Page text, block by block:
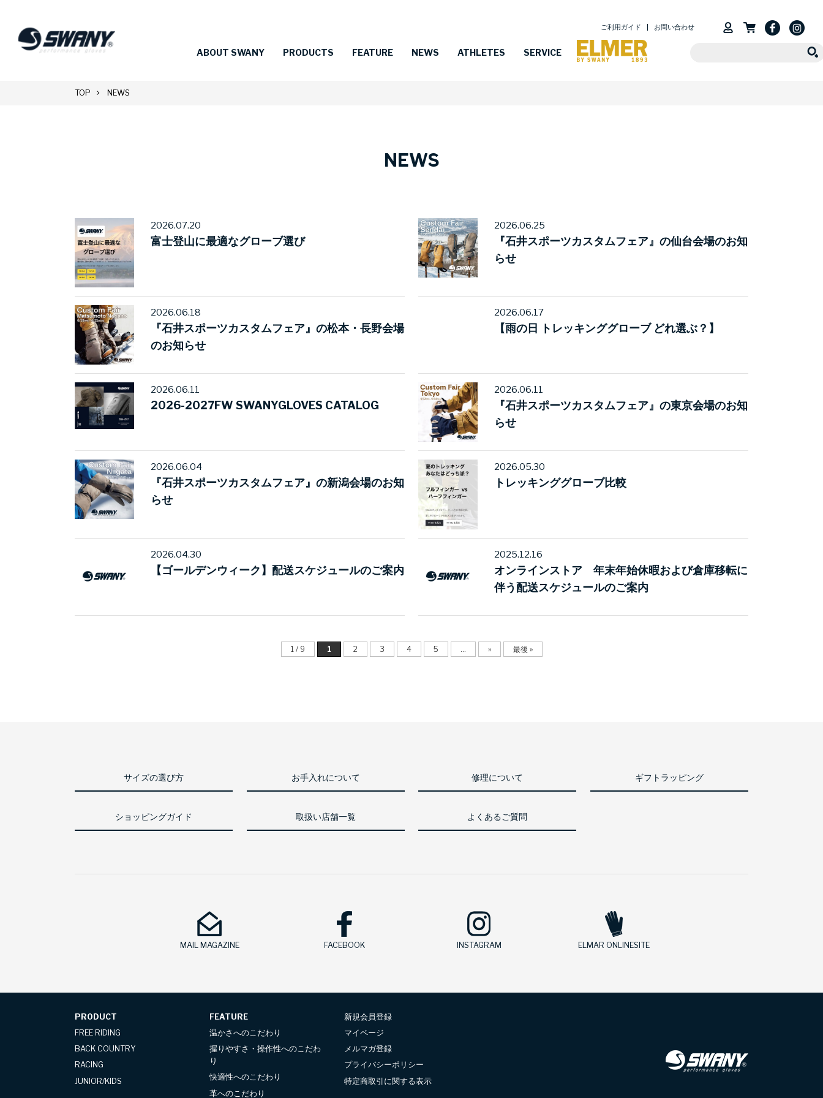
ご利用ガイド お問い合わせ
ABOUT SWANY PRODUCTS FEATURE NEWS ATHLETES SERVICE
TOP NEWS
NEWS
2026.07.20
富士登山に最適なグローブ選び
2026.06.25
『石井スポーツカスタムフェア』の仙台会場のお知
らせ
2026.06.18
『石井スポーツカスタムフェア』の松本・長野会場
のお知らせ
2026.06.17
【雨の日 トレッキンググローブ どれ選ぶ？】
2026.06.11
2026-2027FW SWANYGLOVES CATALOG
2026.06.11
『石井スポーツカスタムフェア』の東京会場のお知
らせ
2026.06.04
『石井スポーツカスタムフェア』の新潟会場のお知
らせ
2026.05.30
トレッキンググローブ比較
2026.04.30
【ゴールデンウィーク】配送スケジュールのご案内
2025.12.16
オンラインストア 年末年始休暇および倉庫移転に
伴う配送スケジュールのご案内
1 / 9 1 2 3 4 5 ... » 最後 »
サイズの選び方 お手入れについて 修理について ギフトラッピング
ショッピングガイド 取扱い店舗一覧 よくあるご質問
MAIL MAGAZINE FACEBOOK INSTAGRAM ELMAR ONLINESITE
PRODUCT
FREE RIDING
BACK COUNTRY
RACING
JUNIOR/KIDS
FEATURE
温かさへのこだわり
握りやすさ・操作性へのこだわ
り
快適性へのこだわり
革へのこだわり
新規会員登録
マイページ
メルマガ登録
プライバシーポリシー
特定商取引に関する表示